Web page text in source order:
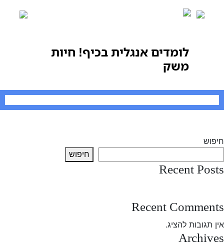
לומדים אנגלית בכיף! חיות
משק
חיפוש
חיפוש
Recent Posts
Recent Comments
אין תגובות להציג.
Archives